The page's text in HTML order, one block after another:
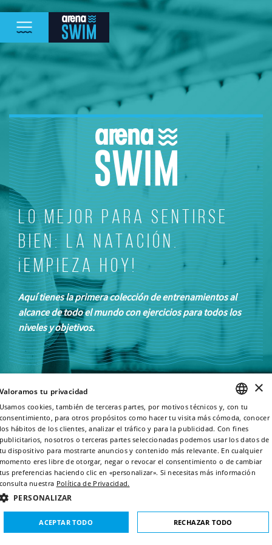
Lo mejor para sentirse
bien: la natación.
¡Empieza hoy!
Aquí tienes la primera colección de entrenamientos al
alcance de todo el mundo con ejercicios para todos los
niveles y objetivos.
ENGLISH
FRENCH
×
tu privacidad
cookies, también de terceras partes, por motivos técnicos y, con tu
para otros propósitos como hacer tu visita más cómoda, conocer
hábitos de los clientes, analizar el tráfico y para la publicidad. Con fines
nosotros o terceras partes seleccionadas podemos usar los datos de
dispositivo para mostrarte anuncios y contenido más relevante. En cualquier
eres libre de otorgar, negar o revocar el consentimiento o de cambiar
preferencias haciendo clic en «personalizar». Si necesitas más información
nuestra Política de Privacidad.
PERSONALIZAR
ACEPTAR TODO RECHAZAR TODO